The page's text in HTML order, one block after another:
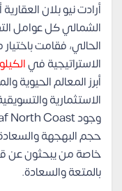
أرادت نيو بلان
الشمالي كل عوامل
الحالي، فقامت
الاستراتيجية فيالكيلو 68
أبرز المعالم
الاستثمارية
حجم البهجهة
خاصة من يبحثون عن
بالمتعة والسعادة.